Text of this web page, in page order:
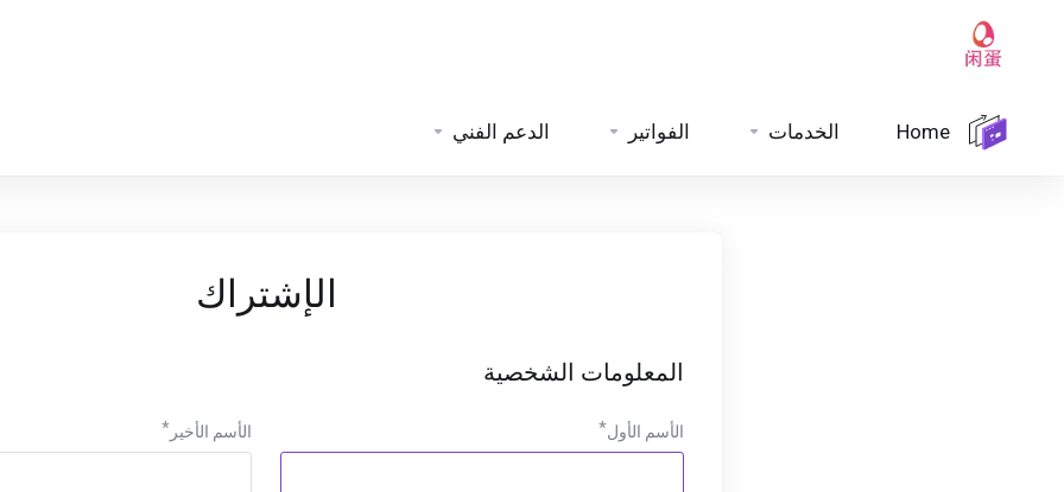
Home الخدمات الفواتير الدعم الفني
الإشتراك
المعلومات الشخصية
الأسم الأول الأسم الأخير